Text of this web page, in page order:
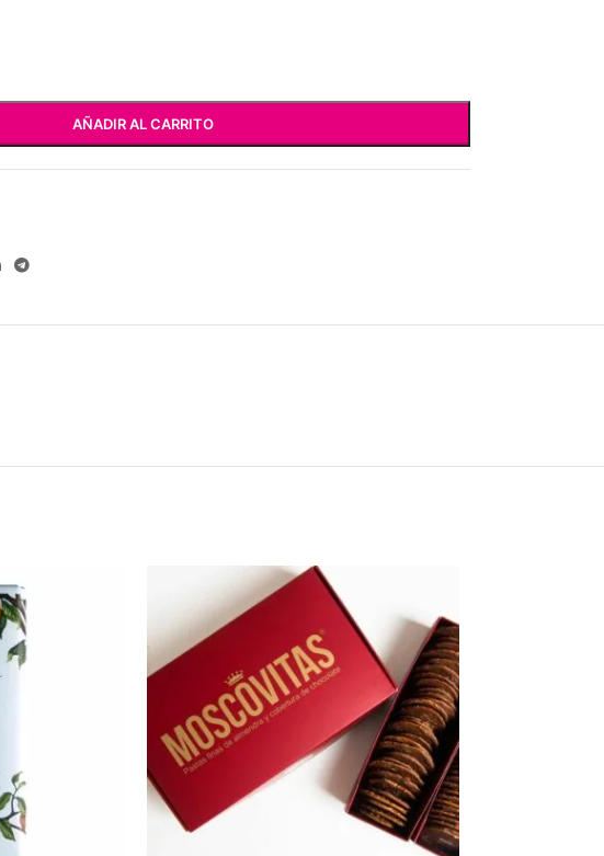
AÑADIR AL CARRITO